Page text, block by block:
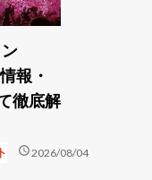
報・
徹底解
schedule2026/08/04